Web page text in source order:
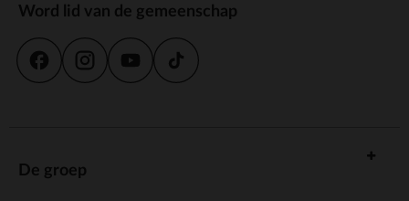
Word lid van de gemeenschap
De groep